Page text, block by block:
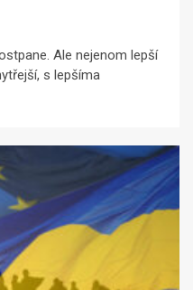
Ale nejenom lepší
s lepšíma